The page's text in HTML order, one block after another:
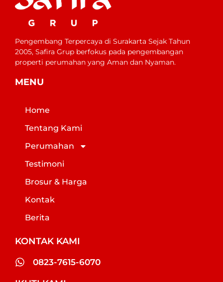
Pengembang Terpercaya di Surakarta Sejak Tahun
2005, Safira Grup berfokus pada pengembangan
properti perumahan yang Aman dan Nyaman.
MENU
Home
Tentang Kami
Perumahan
Testimoni
Brosur & Harga
Kontak
Berita
KONTAK KAMI
0823-7615-6070